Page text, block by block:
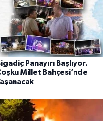
Panayırı Başlıyor.
Millet Bahçesi’nde